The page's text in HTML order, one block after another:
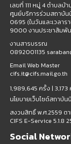
เลขที่ 111 หมู่ 4 ตำบล
ศูนย์บริการร่วมสถาบัน
0695 (ในวันและเวลา
9000 งานประชาสัมพั
งานสารบรรณ
0892001135
Email Web Master
cifs.it@cifs.mail.go.th
1,989,645 ครั้ง | 3,173
นโยบายเว็บไซต์สถาบั
สงวนสิทธิ์ พ.ศ.2559
CIFS E-Service 5.1.8
Social